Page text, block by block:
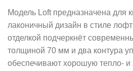
Модель Loft предназначена для
лаконичный дизайн в стиле
отделкой подчеркнёт
толщиной 70 мм и два контура
обеспечивают хорошую тепло- и